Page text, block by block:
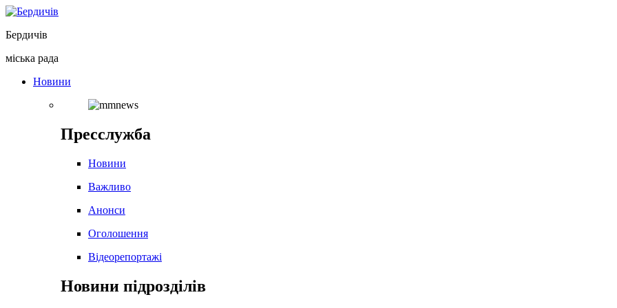
Перейти
вмісту
Бердичів
міська рада
Новини
Пресслужба
Новини
Важливо
Анонси
Оголошення
Відеорепортажі
Новини підрозділів